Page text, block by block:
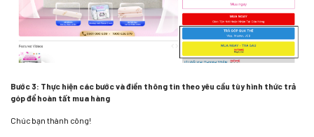
Bước 3: Thực hiện các bước và điền thông tin theo yêu cầu tùy hình thức trả
góp để hoàn tất mua hàng
Chúc bạn thành công!